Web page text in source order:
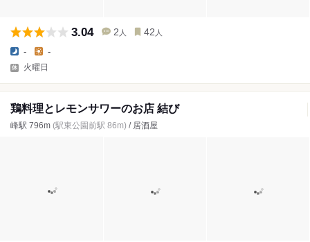
3.04 2 人 42 人
- -
火曜日
鶏料理とレモンサワーのお店 結び
峰駅 796m (駅東公園前駅 86m) / 居酒屋